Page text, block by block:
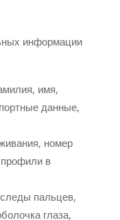
информации
имя,
данные,
номер
в
пальцев,
глаза,